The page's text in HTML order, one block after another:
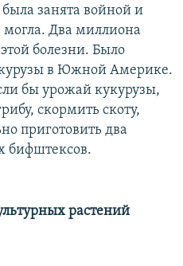
занята войной и
Два миллиона
болезни. Было
в Южной Америке.
бы урожай кукурузы,
скормить скоту,
приготовить два
бифштексов.
растений